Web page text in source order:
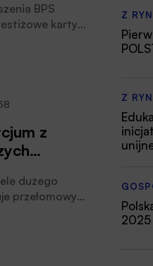
BPS
karty
banku.
z
dużego
przełomowy
Z
Z